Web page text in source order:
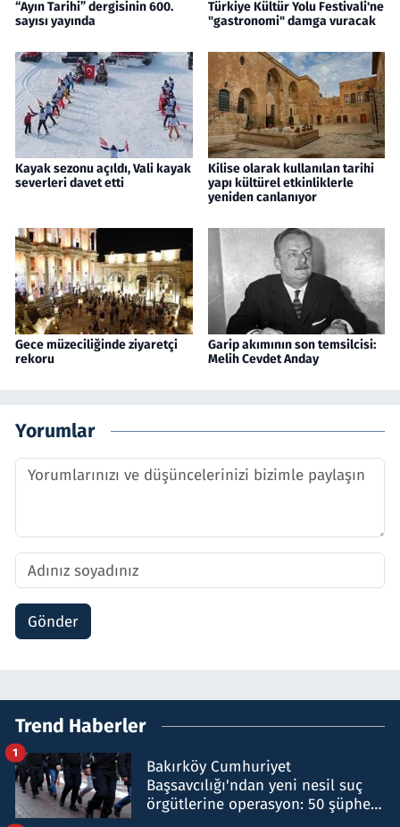
“Ayın Tarihi” dergisinin 600.
sayısı yayında
Türkiye Kültür Yolu Festivali'ne
"gastronomi" damga vuracak
Kayak sezonu açıldı, Vali kayak
severleri davet etti
Kilise olarak kullanılan tarihi
yapı kültürel etkinliklerle
yeniden canlanıyor
Gece müzeciliğinde ziyaretçi
rekoru
Garip akımının son temsilcisi:
Melih Cevdet Anday
Yorumlar
Gönder
Trend Haberler
Bakırköy Cumhuriyet
Başsavcılığı'ndan yeni nesil suç
örgütlerine operasyon: 50 şüpheli
1